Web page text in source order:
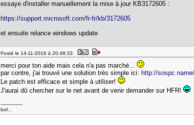
essaye d'installer manuellement la mise à jour KB3172605 :
https://support.microsoft.com/fr-fr/kb/3172605
et ensuite relance windows update
Posté le 14-11-2016 à 20:48:33
merci pour ton aide mais cela n'a pas marché...
par contre, j'ai trouvé une solution très simple ici: http://
Le patch est efficace et simple à utiliser!
J'aurai dû chercher sur le net avant de venir demander sur HFR!
---------------
bof...